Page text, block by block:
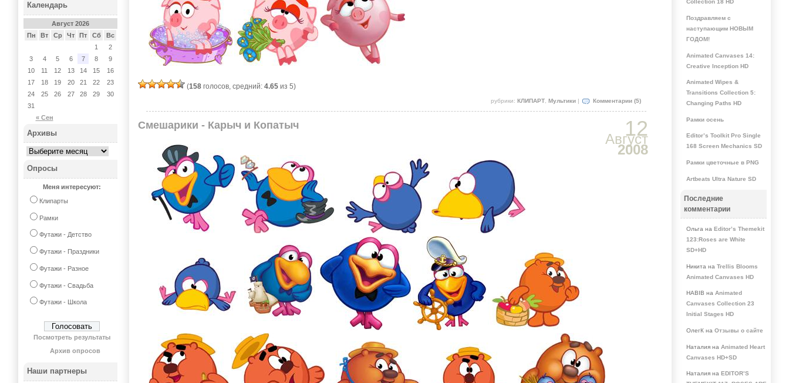
(158 голосов, средний: 4.65 из 5)
рубрики: КЛИПАРТ, Мультики| Комментарии (5)
12
Август
2008
Смешарики - Карыч и Копатыч
Календарь
Август 2026
Пн
Вт Ср Чт Пт Сб Вс
« Сен
1
2
3
4 5 6 7 8
9
10
11 12 13 14 15
16
17
18 19 20 21 22
23
24
25 26 27 28 29
30
31
Архивы
Опросы
Меня интересуют:
Клипарты
Рамки
Футажи - Детство
Футажи - Праздники
Футажи - Разное
Футажи - Свадьба
Футажи - Школа
Посмотреть результаты
Архив опросов
Наши партнеры
Collection 18 HD
Поздравляем с
наступающим НОВЫМ
ГОДОМ!
Animated Canvases 14:
Creative Inception HD
Animated Wipes &
Transitions Collection 5:
Changing Paths HD
Рамки осень
Editor’s Toolkit Pro Single
168 Screen Mechanics SD
Рамки цветочные в PNG
Artbeats Ultra Nature SD
Последние
комментарии
Ольга на Editor’s Themekit
123:Roses are White
SD+HD
Никита на Trellis Blooms
Animated Canvases HD
HABIB на Animated
Canvases Collection 23
Initial Stages HD
ОлегК на Отзывы о сайте
Наталия на Animated Heart
Canvases HD+SD
Наталия на EDITOR’S